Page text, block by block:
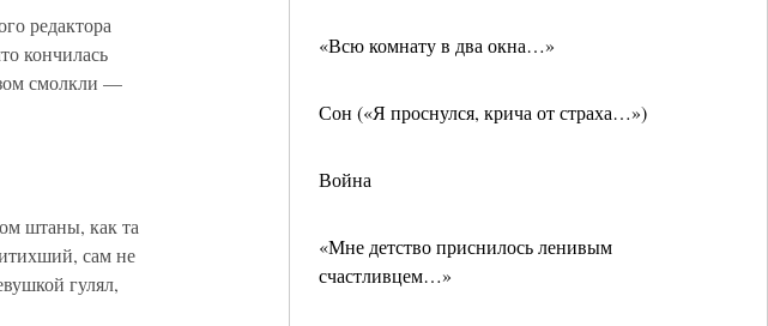
«Всю комнату в два окна…»
Сон («Я проснулся, крича от страха…»)
Война
«Мне детство приснилось ленивым
счастливцем…»
редактора
кончилась
смолкли —
штаны, как та
сам не
гулял,